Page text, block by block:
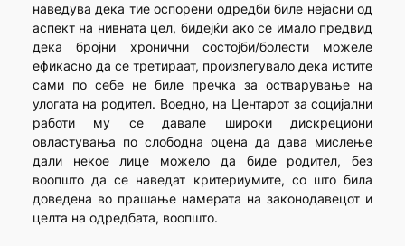
наведува дека тие оспорени одредби биле нејасни од
аспект на нивната цел, бидејќи ако се имало предвид
дека бројни хронични состојби/болести можеле
ефикасно да се третираат, произлегувало дека истите
сами по себе не биле пречка за остварување на
улогата на родител. Воедно, на Центарот за социјални
работи му се давале широки дискрециони
овластувања по слободна оцена да дава мислење
дали некое лице можело да биде родител, без
воопшто да се наведат критериумите, со што била
доведена во прашање намерата на законодавецот и
целта на одредбата, воопшто.